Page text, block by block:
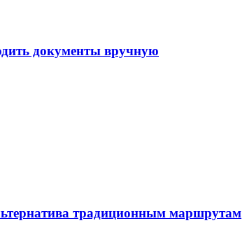
документы вручную
традиционным маршрутам